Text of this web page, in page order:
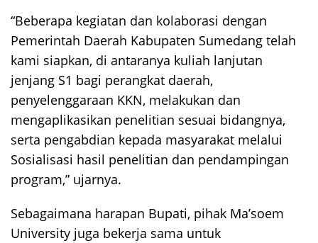
“Beberapa kegiatan dan kolaborasi dengan
Pemerintah Daerah Kabupaten Sumedang telah
kami siapkan, di antaranya kuliah lanjutan
jenjang S1 bagi perangkat daerah,
penyelenggaraan KKN, melakukan dan
mengaplikasikan penelitian sesuai bidangnya,
serta pengabdian kepada masyarakat melalui
Sosialisasi hasil penelitian dan pendampingan
program,” ujarnya.
Sebagaimana harapan Bupati, pihak Ma’soem
University juga bekerja sama untuk